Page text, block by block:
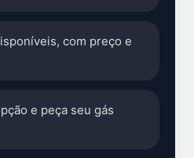
com preço e
e peça seu gás